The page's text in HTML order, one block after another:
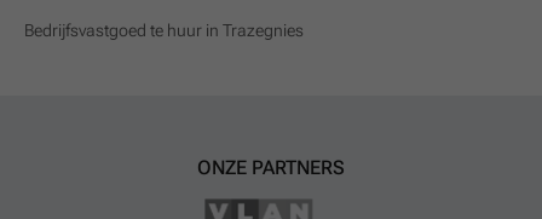
Bedrijfsvastgoed te huur in Trazegnies
ONZE PARTNERS